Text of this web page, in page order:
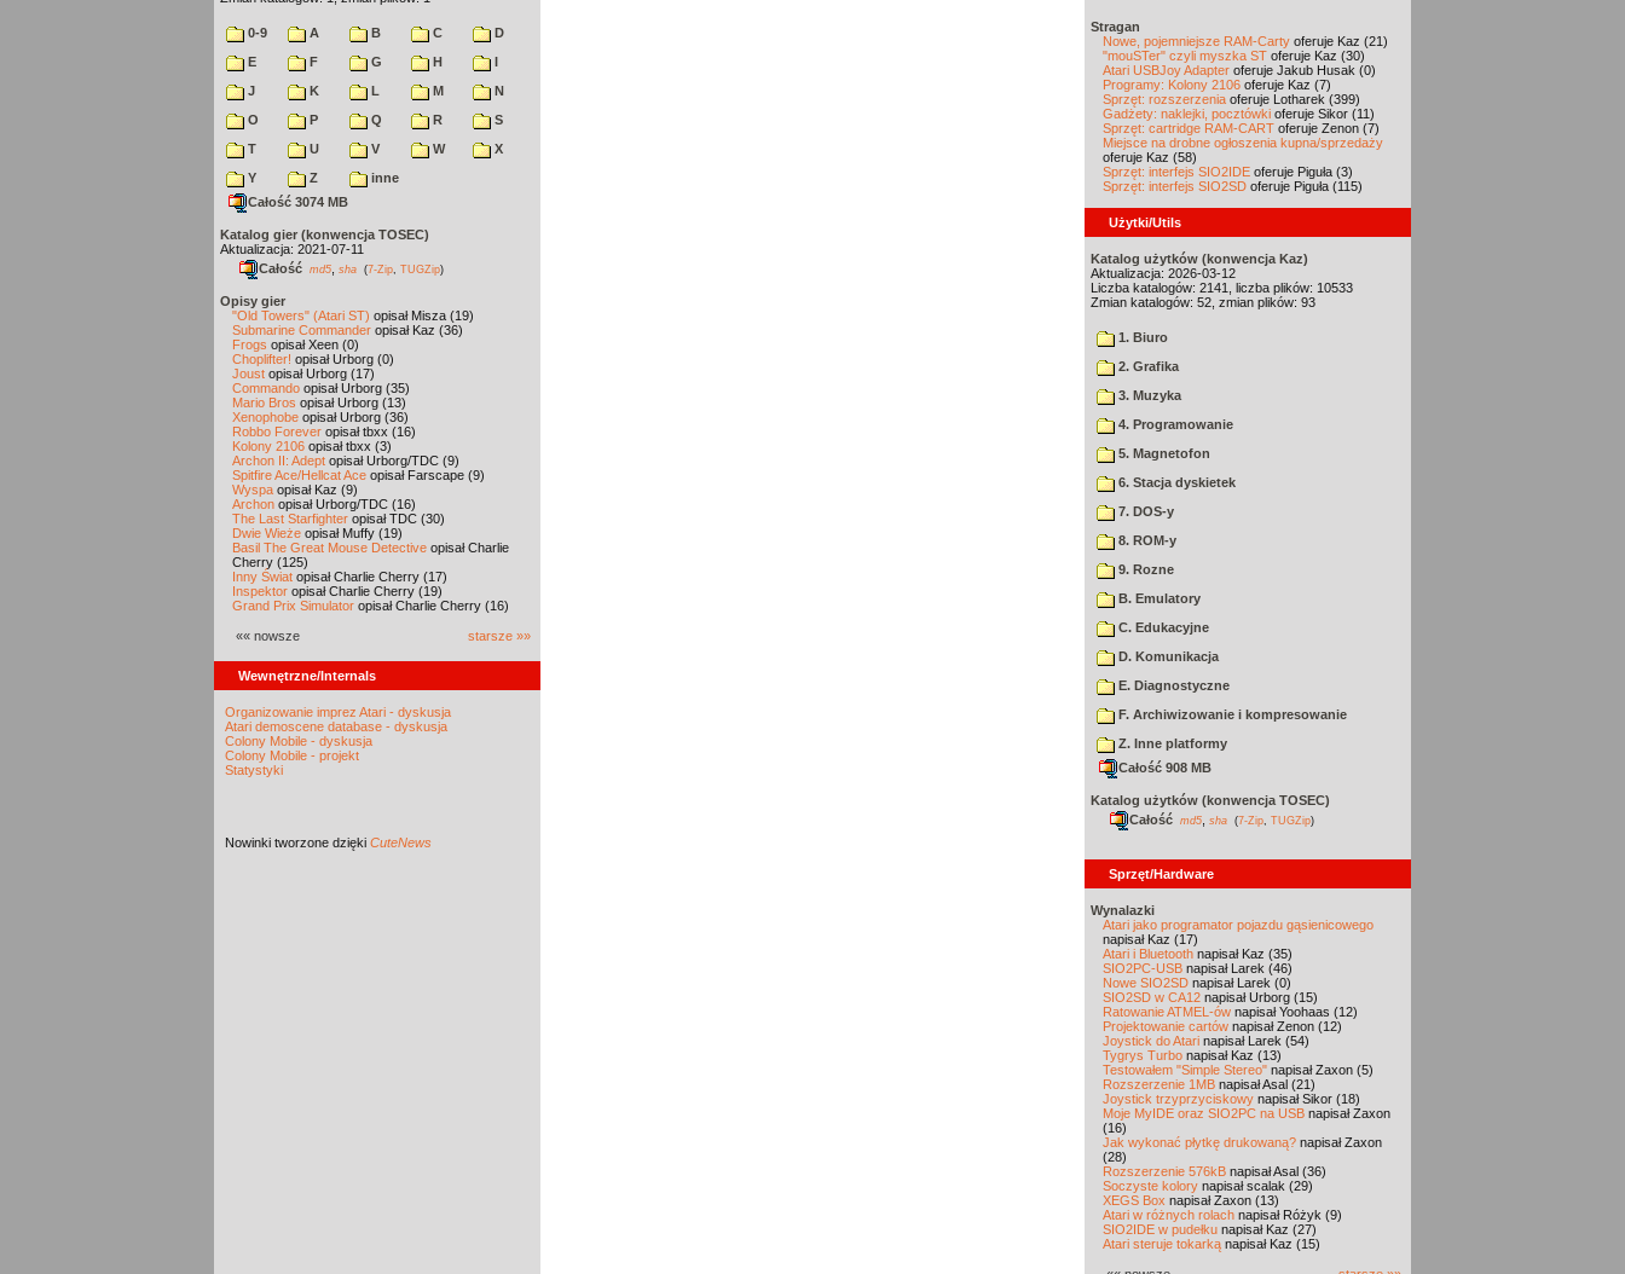
0-9 A B C
D
E
F G H
I
J
K L M
N
O
P Q R
S
T
U V W
X
Y
Z
inne
Całość 3074 MB
Katalog gier (konwencja TOSEC)
Aktualizacja: 2021-07-11
Całość md5 sha (7-Zip TUGZip)
Opisy gier
"Old Towers" (Atari ST) opisał Misza (19)
Submarine Commander opisał Kaz (36)
Frogs opisał Xeen (0)
Choplifter! opisał Urborg (0)
Joust opisał Urborg (17)
Commando opisał Urborg (35)
Mario Bros opisał Urborg (13)
Xenophobe opisał Urborg (36)
Robbo Forever opisał tbxx (16)
Kolony 2106 opisał tbxx (3)
Archon II: Adept opisał Urborg/TDC (9)
Spitfire Ace/Hellcat Ace opisał Farscape (9)
Wyspa opisał Kaz (9)
Archon opisał Urborg/TDC (16)
The Last Starfighter opisał TDC (30)
Dwie Wieże opisał Muffy (19)
Basil The Great Mouse Detective opisał Charlie
Cherry (125)
Inny Świat opisał Charlie Cherry (17)
Inspektor opisał Charlie Cherry (19)
Grand Prix Simulator opisał Charlie Cherry (16)
«« nowsze starsze »»
Wewnętrzne/Internals
Organizowanie imprez Atari - dyskusja
Atari demoscene database - dyskusja
Colony Mobile - dyskusja
Colony Mobile - projekt
Statystyki
Nowinki tworzone dzięki CuteNews
Stragan
Nowe, pojemniejsze RAM-Carty oferuje Kaz (21)
"mouSTer" czyli myszka ST oferuje Kaz (30)
Atari USBJoy Adapter oferuje Jakub Husak (0)
Programy: Kolony 2106 oferuje Kaz (7)
Sprzęt: rozszerzenia oferuje Lotharek (399)
Gadżety: naklejki, pocztówki oferuje Sikor (11)
Sprzęt: cartridge RAM-CART oferuje Zenon (7)
Miejsce na drobne ogłoszenia kupna/sprzedaży
oferuje Kaz (58)
Sprzęt: interfejs SIO2IDE oferuje Piguła (3)
Sprzęt: interfejs SIO2SD oferuje Piguła (115)
Użytki/Utils
Katalog użytków (konwencja Kaz)
Aktualizacja: 2026-03-12
Liczba katalogów: 2141, liczba plików: 10533
Zmian katalogów: 52, zmian plików: 93
1. Biuro
2. Grafika
3. Muzyka
4. Programowanie
5. Magnetofon
6. Stacja dyskietek
7. DOS-y
8. ROM-y
9. Rozne
B. Emulatory
C. Edukacyjne
D. Komunikacja
E. Diagnostyczne
F. Archiwizowanie i kompresowanie
Z. Inne platformy
Całość 908 MB
Katalog użytków (konwencja TOSEC)
Całość md5 sha (7-Zip TUGZip)
Sprzęt/Hardware
Wynalazki
Atari jako programator pojazdu gąsienicowego
napisał Kaz (17)
Atari i Bluetooth napisał Kaz (35)
SIO2PC-USB napisał Larek (46)
Nowe SIO2SD napisał Larek (0)
SIO2SD w CA12 napisał Urborg (15)
Ratowanie ATMEL-ów napisał Yoohaas (12)
Projektowanie cartów napisał Zenon (12)
Joystick do Atari napisał Larek (54)
Tygrys Turbo napisał Kaz (13)
Testowałem "Simple Stereo" napisał Zaxon (5)
Rozszerzenie 1MB napisał Asal (21)
Joystick trzyprzyciskowy napisał Sikor (18)
Moje MyIDE oraz SIO2PC na USB napisał Zaxon
(16)
Jak wykonać płytkę drukowaną? napisał Zaxon
(28)
Rozszerzenie 576kB napisał Asal (36)
Soczyste kolory napisał scalak (29)
XEGS Box napisał Zaxon (13)
Atari w różnych rolach napisał Różyk (9)
SIO2IDE w pudełku napisał Kaz (27)
Atari steruje tokarką napisał Kaz (15)